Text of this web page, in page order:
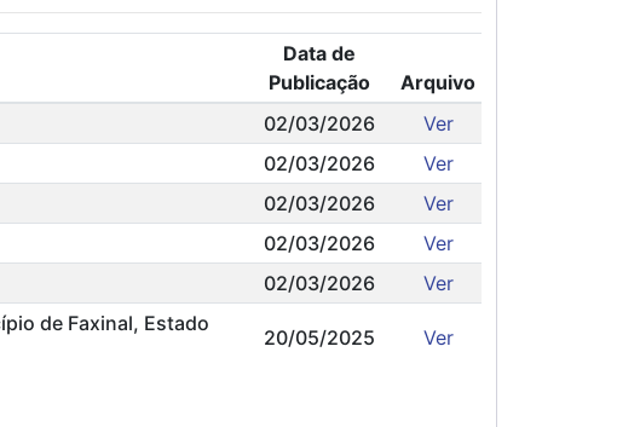
Data de
Publicação
Arquivo
02/03/2026
Ver
02/03/2026
Ver
02/03/2026
Ver
02/03/2026
Ver
02/03/2026
Ver
de Faxinal, Estado
20/05/2025 Ver